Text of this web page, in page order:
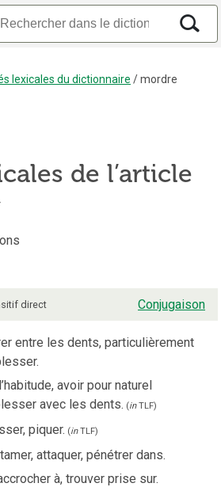
lexicales du dictionnaire /mordre
de l’article
direct Conjugaison
entre les dents, particulièrement
avoir pour naturel
avec les dents. (inTLF)
piquer. (inTLF)
attaquer, pénétrer dans.
à, trouver prise sur.